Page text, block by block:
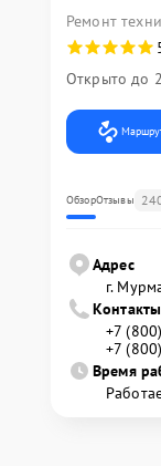
Ремонт
Открыто до
ОбзорОтзывы
Адрес
г.
Контакты
+7
+7
Время